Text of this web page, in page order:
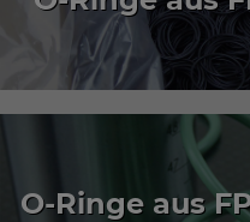
O-Ringe aus